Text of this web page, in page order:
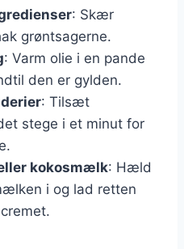
: Skær
grøntsagerne.
: Varm olie i en pande
den er gylden.
: Tilsæt
stege i et minut for
kokosmælk: Hæld
i og lad retten